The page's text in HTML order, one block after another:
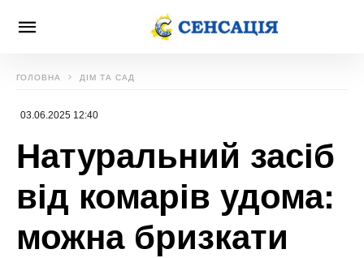
ГОЛОВНА ДІМ ТА САД
03.06.2025 12:40
Натуральний засіб
від комарів удома:
можна бризкати